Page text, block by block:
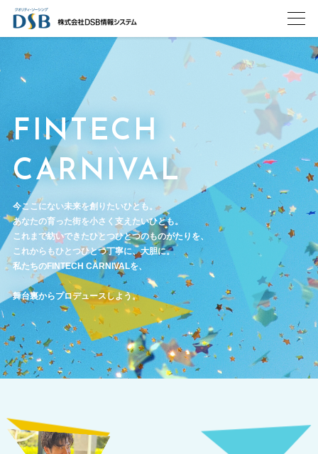
FINTECH
CARNIVAL
今ここにない未来を創りたいひとも。
あなたの育った街を小さく支えたいひとも。
これまで紡いできたひとつひとつのものがたりを、
これからもひとつひとつ丁寧に、大胆に。
私たちのFINTECH CARNIVALを、
舞台裏からプロデュースしよう。